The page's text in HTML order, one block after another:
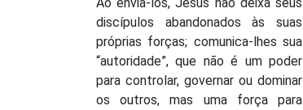
discípulos abandonados às suas
próprias forças; comunica-lhes sua
“autoridade”, que não é um poder
para controlar, governar ou dominar
os outros, mas uma força para